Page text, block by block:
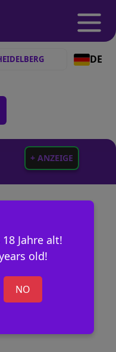
DE
Jahre alt!
old!
NO
+ ANZEIGE